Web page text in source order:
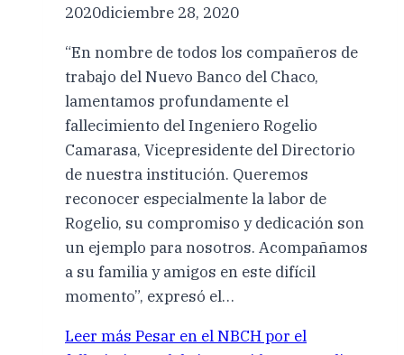
2020diciembre 28, 2020
“En nombre de todos los compañeros de
trabajo del Nuevo Banco del Chaco,
lamentamos profundamente el
fallecimiento del Ingeniero Rogelio
Camarasa, Vicepresidente del Directorio
de nuestra institución. Queremos
reconocer especialmente la labor de
Rogelio, su compromiso y dedicación son
un ejemplo para nosotros. Acompañamos
a su familia y amigos en este difícil
momento”, expresó el…
Leer más Pesar en el NBCH por el